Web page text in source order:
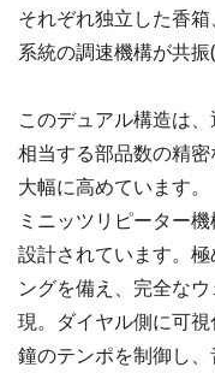
それぞれ独立した香
系統の調速機構が共振
このデュアル構造は
相当する部品数の精
大幅に高めています。
ミニッツリピーター
設計されています。
ングを備え、完全な
現。ダイヤル側に可
鐘のテンポを制御し、